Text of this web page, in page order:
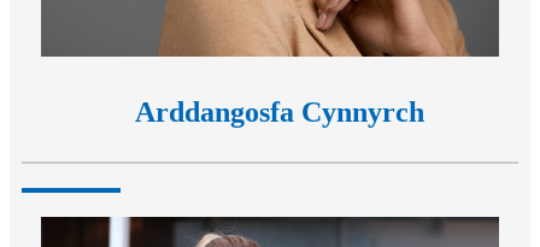
Arddangosfa Cynnyrch